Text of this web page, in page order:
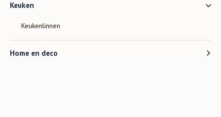
Keuken
Keukenlinnen
Home en deco